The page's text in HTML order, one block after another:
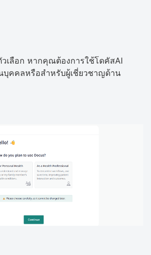
วเลือก หากคุณต้องการใช้โดคัสAI
บุคคลหรือสำหรับผู้เชี่ยวชาญด้าน